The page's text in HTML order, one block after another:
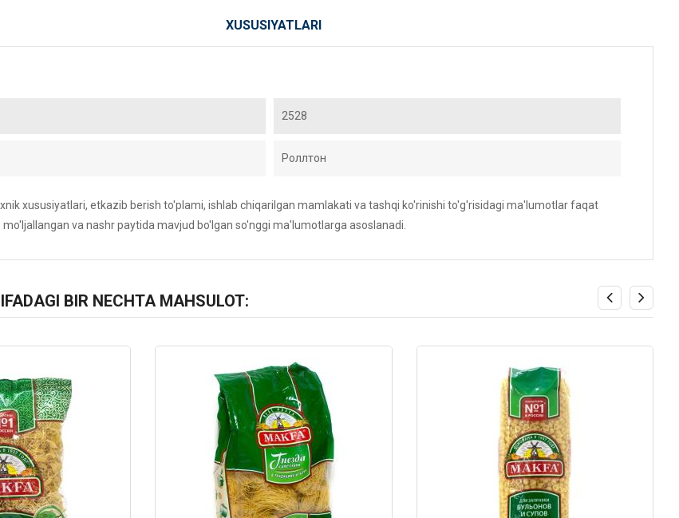
XUSUSIYATLARI
2528
Роллтон
xususiyatlari, etkazib berish to'plami, ishlab chiqarilgan mamlakati va tashqi ko'rinishi to'g'risidagi ma'lumotlar faqat
va nashr paytida mavjud bo'lgan so'nggi ma'lumotlarga asoslanadi.
BIR NECHTA MAHSULOT: